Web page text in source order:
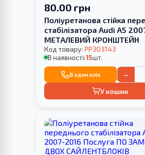
80.00 грн
Поліуретанова стійка
стабілізатора Audi A5
МЕТАЛЕВИЙ КРОНШТЕЙН
Код товару: PP303143
В наявності:15шт.
В один клік −
У кошик